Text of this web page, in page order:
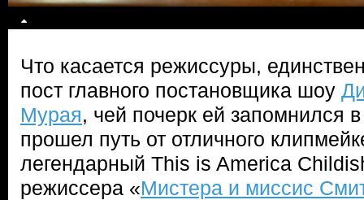
Что касается режиссуры,
пост главного постановщика шоу
Мурая, чей почерк ей запомнился
прошел путь от отличного
легендарный This is America
режиссера «Мистера и миссис